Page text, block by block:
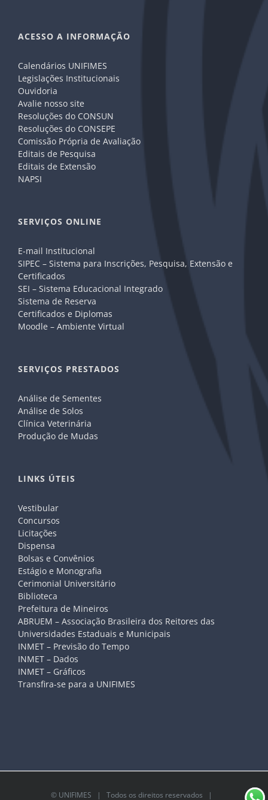
ACESSO A INFORMAÇÃO
Calendários UNIFIMES
Legislações Institucionais
Ouvidoria
Avalie nosso site
Resoluções do CONSUN
Resoluções do CONSEPE
Comissão Própria de Avaliação
Editais de Pesquisa
Editais de Extensão
NAPSI
SERVIÇOS ONLINE
E-mail Institucional
SIPEC – Sistema para Inscrições, Pesquisa, Extensão e
Certificados
SEI – Sistema Educacional Integrado
Sistema de Reserva
Certificados e Diplomas
Moodle – Ambiente Virtual
SERVIÇOS PRESTADOS
Análise de Sementes
Análise de Solos
Clínica Veterinária
Produção de Mudas
LINKS ÚTEIS
Vestibular
Concursos
Licitações
Dispensa
Bolsas e Convênios
Estágio e Monografia
Cerimonial Universitário
Biblioteca
Prefeitura de Mineiros
ABRUEM – Associação Brasileira dos Reitores das
Universidades Estaduais e Municipais
INMET – Previsão do Tempo
INMET – Dados
INMET – Gráficos
Transfira-se para a UNIFIMES
© UNIFIMES | Todos os direitos reservados |